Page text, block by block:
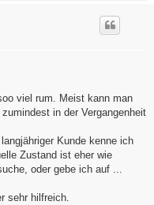
viel rum. Meist kann man
in der Vergangenheit
Kunde kenne ich
Zustand ist eher wie
oder gebe ich auf ...
sehr hilfreich.